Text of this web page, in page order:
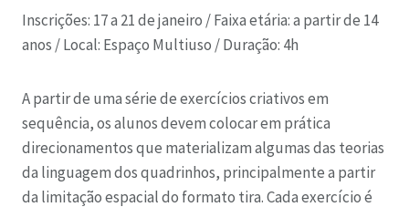
Inscrições: 17 a 21 de janeiro / Faixa etária: a partir de 14
anos / Local: Espaço Multiuso / Duração: 4h
A partir de uma série de exercícios criativos em
sequência, os alunos devem colocar em prática
direcionamentos que materializam algumas das teorias
da linguagem dos quadrinhos, principalmente a partir
da limitação espacial do formato tira. Cada exercício é